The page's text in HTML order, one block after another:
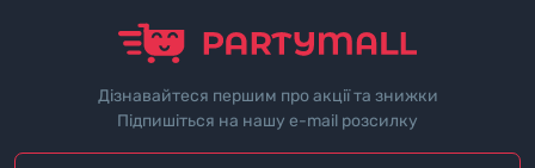
Дізнавайтеся першим про акції та знижки
Підпишіться на нашу e-mail розсилку